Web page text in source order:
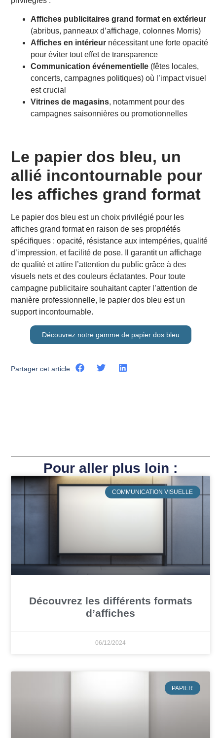
Affiches publicitaires grand format en extérieur
(abribus, panneaux d’affichage, colonnes Morris)
Affiches en intérieur nécessitant une forte opacité
pour éviter tout effet de transparence
Communication événementielle (fêtes locales,
concerts, campagnes politiques) où l’impact visuel
est crucial
Vitrines de magasins, notamment pour des
campagnes saisonnières ou promotionnelles
Le papier dos bleu, un
allié incontournable pour
les affiches grand format
Le papier dos bleu est un choix privilégié pour les
affiches grand format en raison de ses propriétés
spécifiques : opacité, résistance aux intempéries, qualité
d’impression, et facilité de pose. Il garantit un affichage
de qualité et attire l’attention du public grâce à des
visuels nets et des couleurs éclatantes. Pour toute
campagne publicitaire souhaitant capter l’attention de
manière professionnelle, le papier dos bleu est un
support incontournable.
Découvrez notre gamme de papier dos bleu
Partager cet article :
Pour aller plus loin :
COMMUNICATION VISUELLE
Découvrez les différents formats
d’affiches
06/12/2024
PAPIER